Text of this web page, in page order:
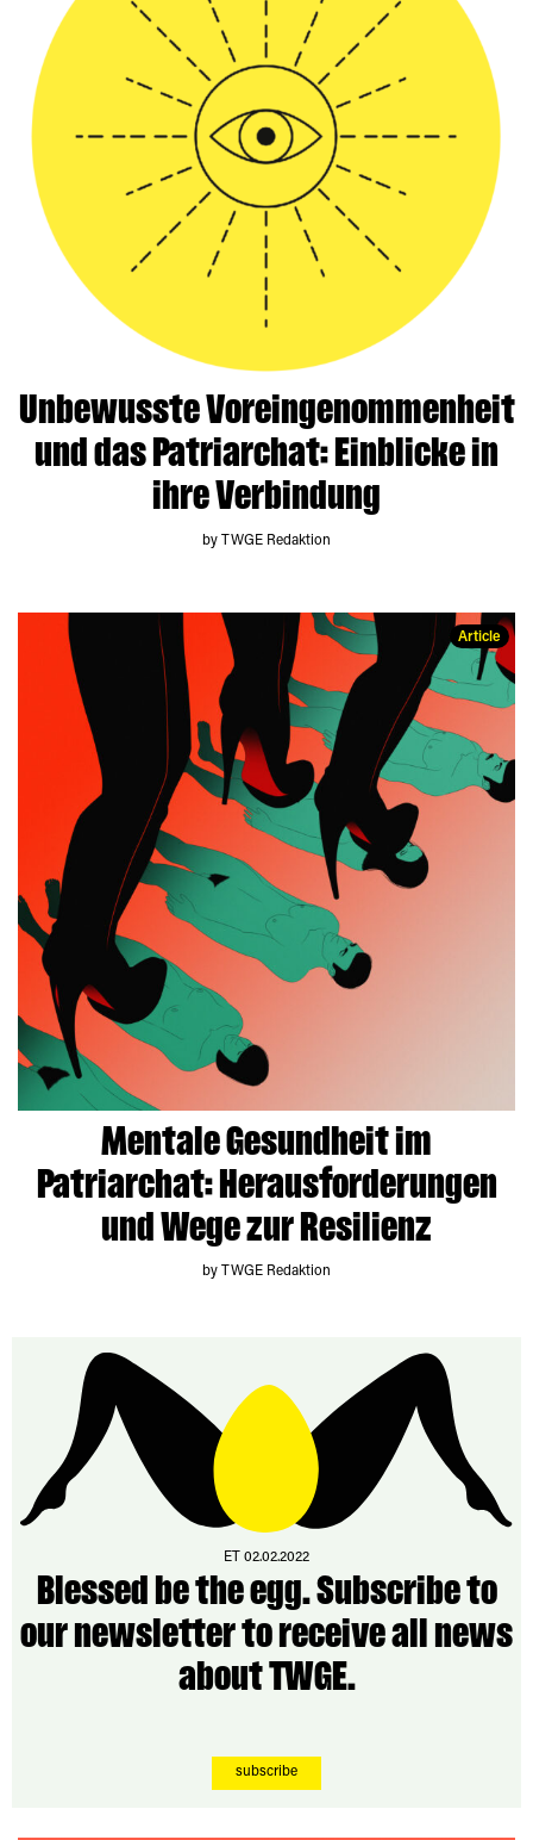
Unbewusste Voreingenommenheit
und das Patriarchat: Einblicke in
ihre Verbindung
by TWGE Redaktion
Article
Mentale Gesundheit im
Patriarchat: Herausforderungen
und Wege zur Resilienz
by TWGE Redaktion
ET 02.02.2022
Blessed be the egg. Subscribe to
our newsletter to receive all news
about TWGE.
subscribe